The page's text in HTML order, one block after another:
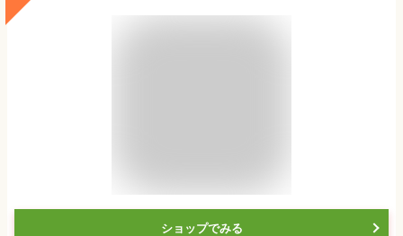
ショップでみる